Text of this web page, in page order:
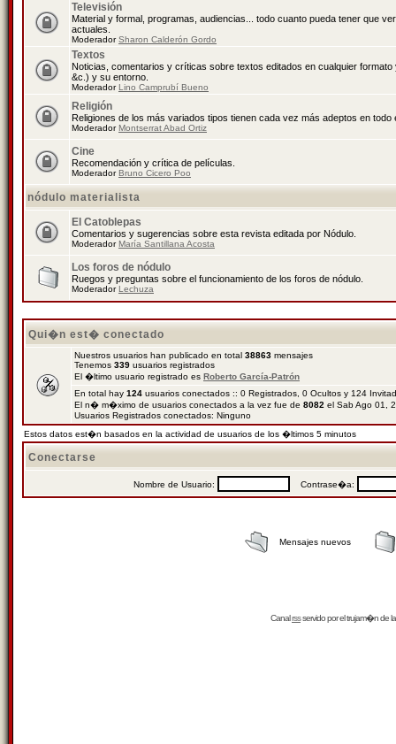
Televisión
Material y formal, programas, audiencias... todo cuanto pueda tener que
actuales.
ModeradorSharon Calderón Gordo
Textos
Noticias, comentarios y críticas sobre textos editados en cualquier
&c.) y su entorno.
ModeradorLino Camprubí Bueno
Religión
Religiones de los más variados tipos tienen cada vez más adeptos en todo
ModeradorMontserrat Abad Ortiz
Cine
Recomendación y crítica de películas.
ModeradorBruno Cicero Poo
nódulo materialista
El Catoblepas
Comentarios y sugerencias sobre esta revista editada por Nódulo.
ModeradorMaría Santillana Acosta
Los foros de nódulo
Ruegos y preguntas sobre el funcionamiento de los foros de nódulo.
ModeradorLechuza
Qui�n est� conectado
Nuestros usuarios han publicado en total 38863 mensajes
Tenemos 339 usuarios registrados
El �ltimo usuario registrado es Roberto García-Patrón
En total hay 124 usuarios conectados :: 0 Registrados, 0 Ocultos y 124
El n� m�ximo de usuarios conectados a la vez fue de 8082 el Sab Ago 01,
Usuarios Registrados conectados: Ninguno
Estos datos est�n basados en la actividad de usuarios de los �ltimos 5 minutos
Conectarse
Nombre de Usuario: Contrase�a:
Mensajes nuevos
Canalrssservido por eltrujam�nde